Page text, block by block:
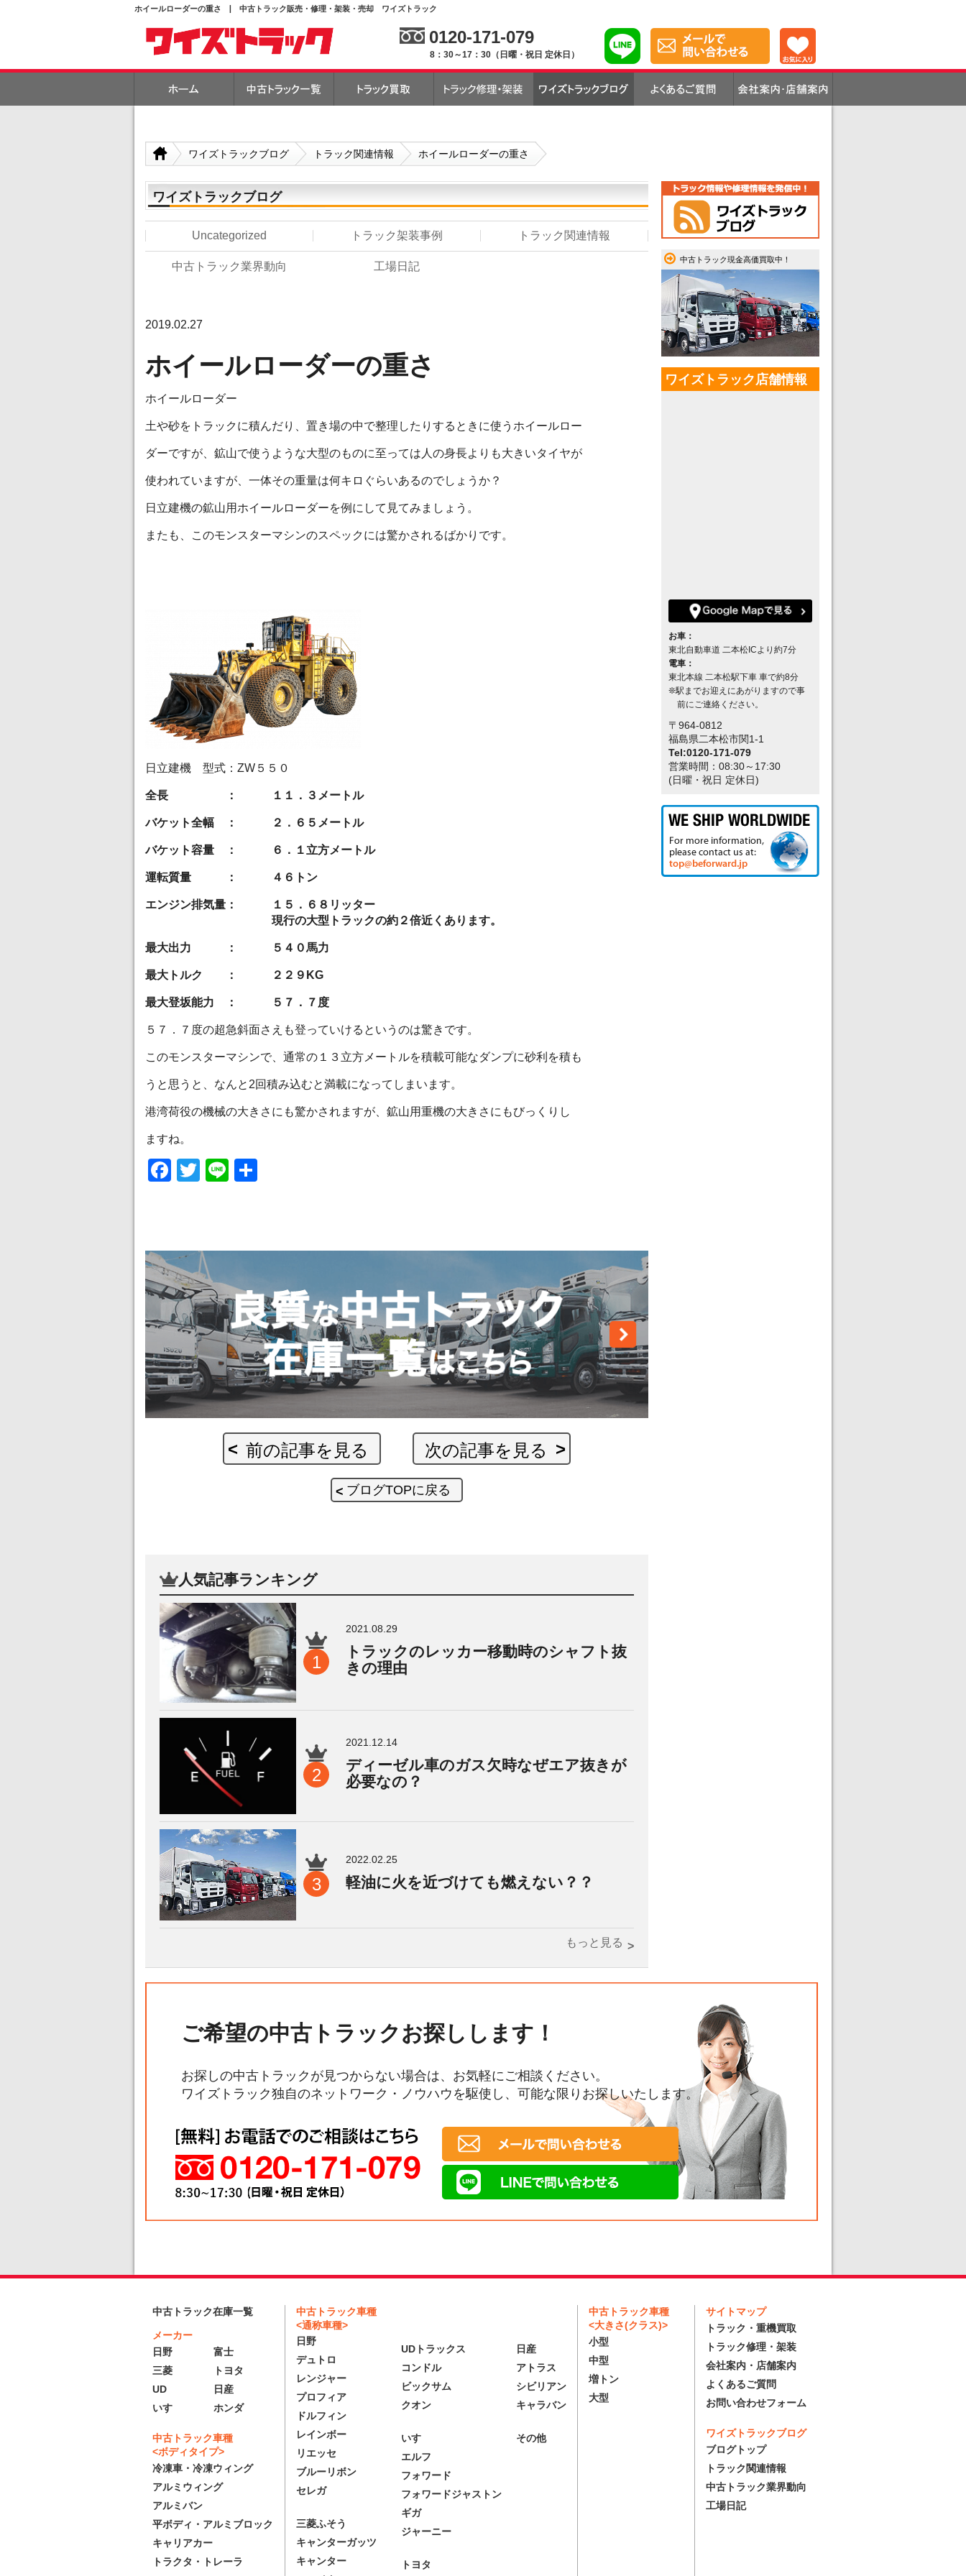
ホイールローダーの重さ | 中古トラック販売・修理・架装・売却 ワイズトラック
0120-171-079
8：30～17：30（日曜・祝日 定休日）
ワイズトラックブログ トラック関連情報 ホイールローダーの重さ
ワイズトラックブログ
Uncategorized トラック架装事例 トラック関連情報
中古トラック業界動向 工場日記
2019.02.27
ホイールローダーの重さ
ホイールローダー
土や砂をトラックに積んだり、置き場の中で整理したりするときに使うホイールロー
ダーですが、鉱山で使うような大型のものに至っては人の身長よりも大きいタイヤが
使われていますが、一体その重量は何キロぐらいあるのでしょうか？
日立建機の鉱山用ホイールローダーを例にして見てみましょう。
またも、このモンスターマシンのスペックには驚かされるばかりです。
日立建機 型式：ZW５５０
全長 ： １１．３メートル
バケット全幅 ： ２．６５メートル
バケット容量 ： ６．１立方メートル
運転質量 ： ４６トン
エンジン排気量： １５．６８リッター
現行の大型トラックの約２倍近くあります。
最大出力 ： ５４０馬力
最大トルク ： ２２９KG
最大登坂能力 ： ５７．７度
５７．７度の超急斜面さえも登っていけるというのは驚きです。
このモンスターマシンで、通常の１３立方メートルを積載可能なダンプに砂利を積も
うと思うと、なんと2回積み込むと満載になってしまいます。
港湾荷役の機械の大きさにも驚かされますが、鉱山用重機の大きさにもびっくりし
ますね。
Facebook
Twitter
Line
前の記事を見る 次の記事を見る
ブログTOPに戻る
人気記事ランキング
1
2021.08.29
トラックのレッカー移動時のシャフト抜
きの理由
2
2021.12.14
ディーゼル車のガス欠時なぜエア抜きが
必要なの？
3
2022.02.25
軽油に火を近づけても燃えない？？
もっと見る
中古トラック現金高価買取中！
ワイズトラック店舗情報
お車：
東北自動車道 二本松ICより約7分
電車：
東北本線 二本松駅下車 車で約8分
❊駅までお迎えにあがりますので事
前にご連絡ください。
〒964-0812
福島県二本松市関1-1
Tel:0120-171-079
営業時間：08:30～17:30
(日曜・祝日 定休日)
ご希望の中古トラックお探しします！
お探しの中古トラックが見つからない場合は、お気軽にご相談ください。
ワイズトラック独自のネットワーク・ノウハウを駆使し、可能な限りお探しいたします。
中古トラック在庫一覧
メーカー
日野
富士
三菱
トヨタ
UD
日産
いすゞ
ホンダ
中古トラック車種
<ボディタイプ>
冷凍車・冷凍ウィング
アルミウィング
アルミバン
平ボディ・アルミブロック
キャリアカー
トラクタ・トレーラ
中古トラック車種
<通称車種>
日野
デュトロ
レンジャー
プロフィア
ドルフィン
レインボー
リエッセ
ブルーリボン
セレガ
三菱ふそう
キャンターガッツ
キャンター
UDトラックス
コンドル
ビックサム
クオン
いすゞ
エルフ
フォワード
フォワードジャストン
ギガ
ジャーニー
トヨタ
日産
アトラス
シビリアン
キャラバン
その他
中古トラック車種
<大きさ(クラス)>
小型
中型
増トン
大型
サイトマップ
トラック・重機買取
トラック修理・架装
会社案内・店舗案内
よくあるご質問
お問い合わせフォーム
ワイズトラックブログ
ブログトップ
トラック関連情報
中古トラック業界動向
工場日記